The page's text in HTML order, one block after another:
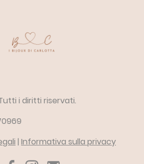
i diritti riservati.
| Informativa sulla privacy